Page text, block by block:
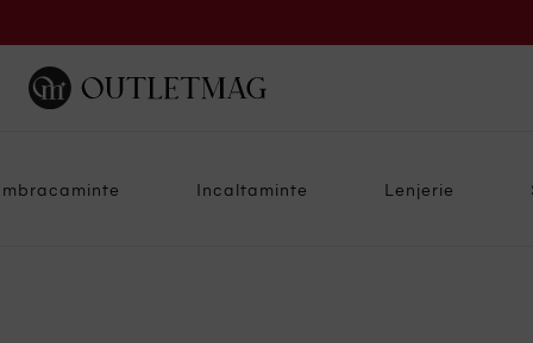
Incaltaminte Lenjerie